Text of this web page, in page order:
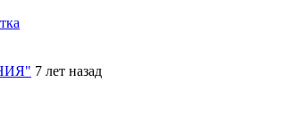
7 лет назад